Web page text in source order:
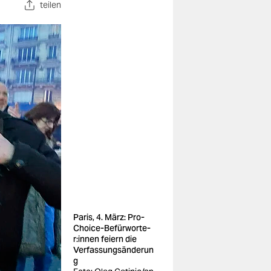
teilen
Paris, 4. März: Pro-
Choice-Be­für­wor­te­
r:in­nen feiern die
Verfassungsänderun
g